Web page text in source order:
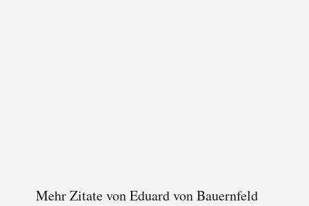
Mehr Zitate von Eduard von Bauernfeld